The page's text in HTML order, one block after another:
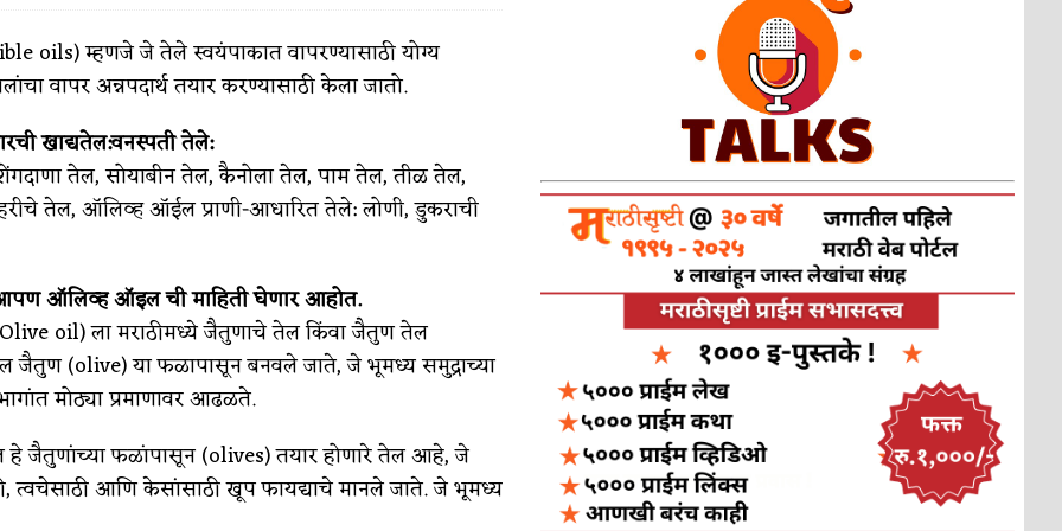
युवा-विश्व
oils) म्हणजे जे तेले स्वयंपाकात वापरण्यासाठी योग्य
वापर अन्नपदार्थ तयार करण्यासाठी केला जातो.
खाद्यतेल:वनस्पती तेले:
तेल, सोयाबीन तेल, कैनोला तेल, पाम तेल, तीळ तेल,
तेल, ऑलिव्ह ऑईल प्राणी-आधारित तेले: लोणी, डुकराची
ऑलिव्ह ऑइल ची माहिती घेणार आहोत.
oil) ला मराठीमध्ये जैतुणाचे तेल किंवा जैतुण तेल
जैतुण (olive) या फळापासून बनवले जाते, जे भूमध्य समुद्राच्या
मोठ्या प्रमाणावर आढळते.
जैतुणांच्या फळांपासून (olives) तयार होणारे तेल आहे, जे
त्वचेसाठी आणि केसांसाठी खूप फायद्याचे मानले जाते. जे भूमध्य